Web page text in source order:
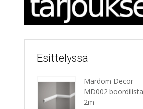
Esittelyssä
Mardom Decor
MD002 boordilista
2m